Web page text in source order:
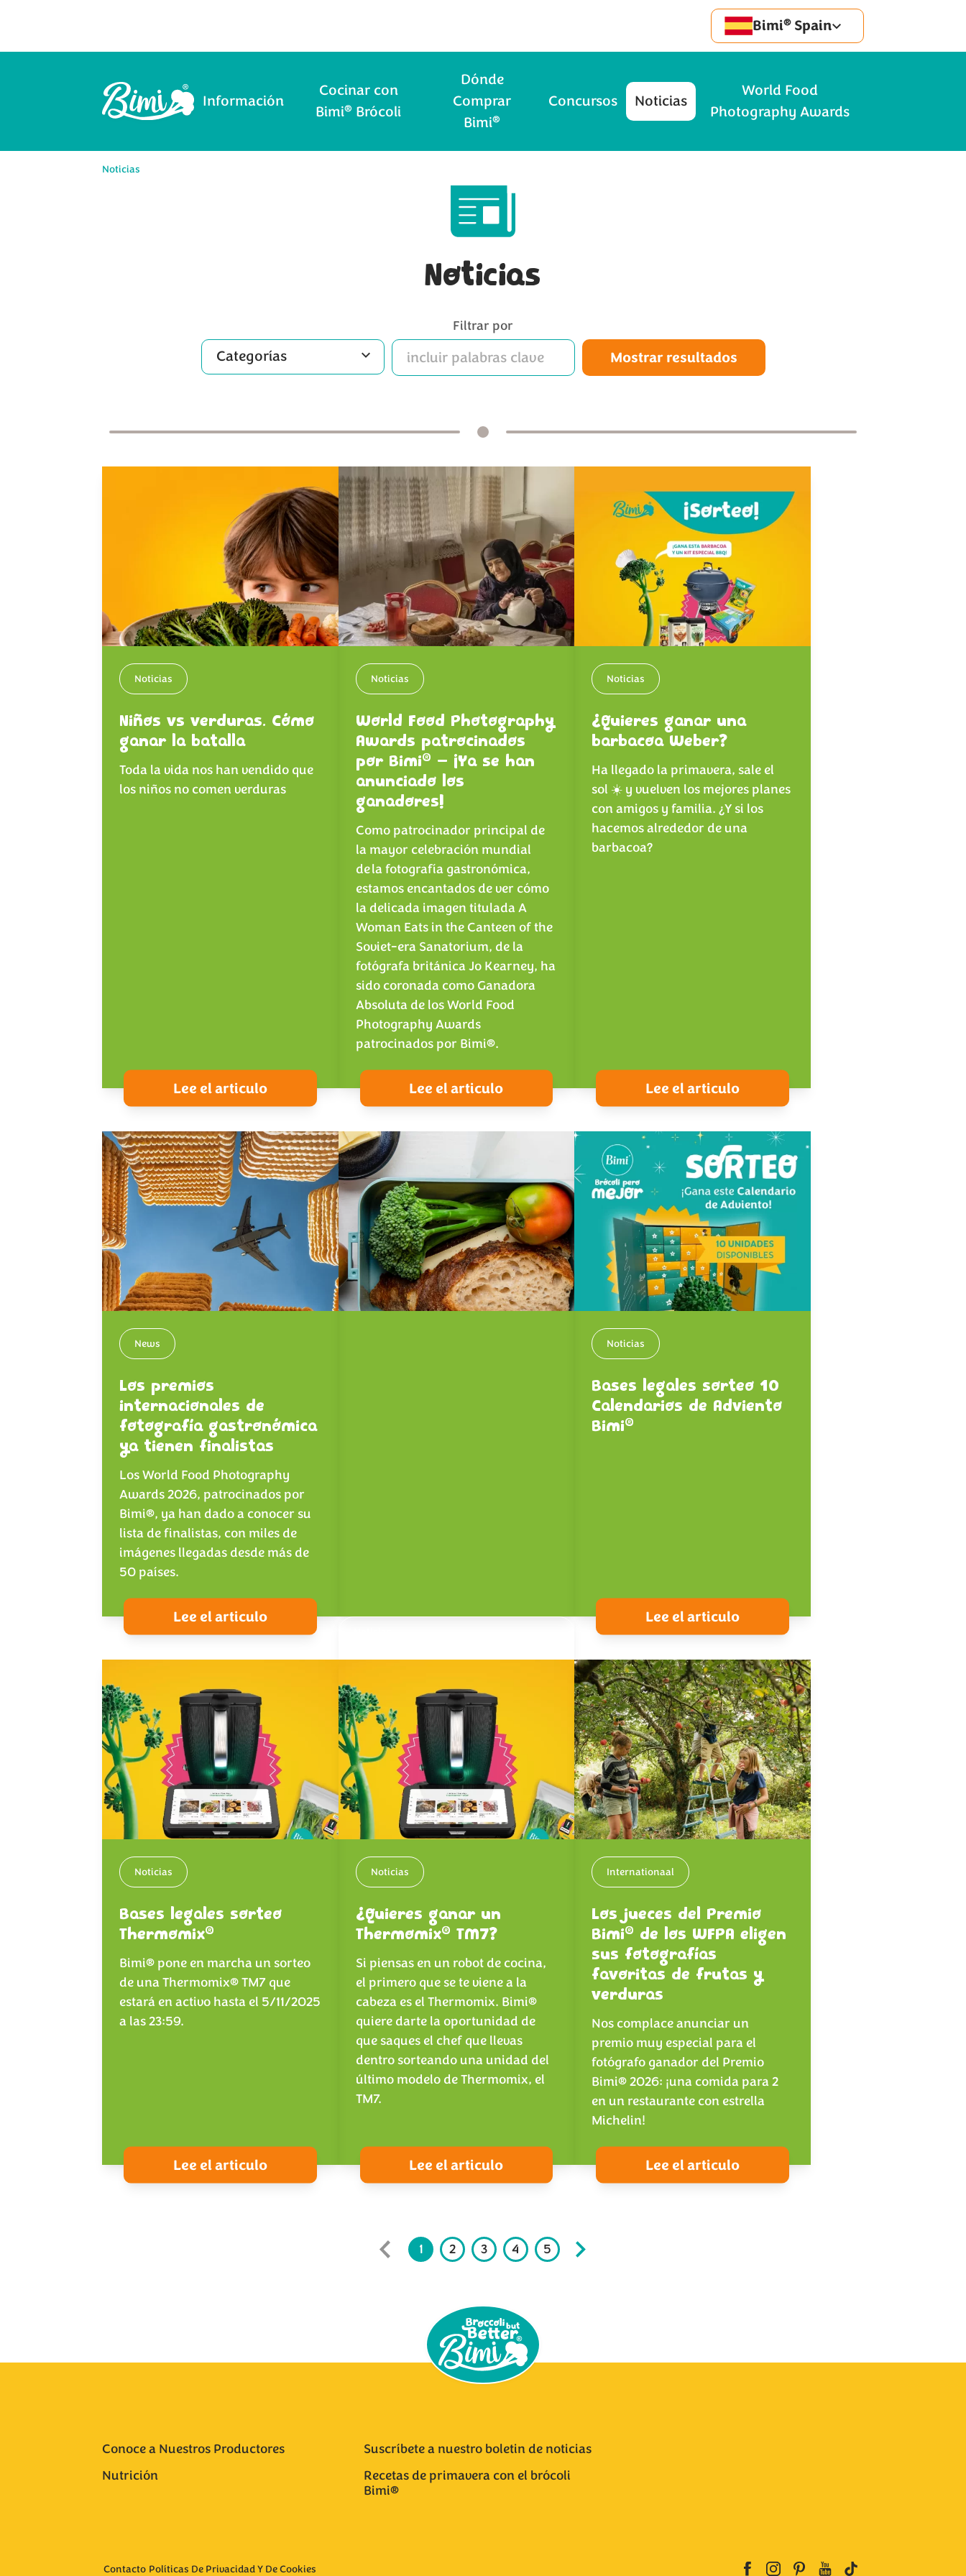
Bimi® Spain
Información
Cocinar con
Bimi® Brócoli
Dónde
Comprar
Bimi®
Concursos Noticias
World Food
Photography Awards
Noticias
Noticias
Filtrar por
Categorías Mostrar resultados
Noticias
Niños vs verduras. Cómo
ganar la batalla
Toda la vida nos han vendido que
los niños no comen verduras
Lee el articulo
Noticias
World Food Photography
Awards patrocinados
por Bimi® – ¡Ya se han
anunciado los
ganadores!
Como patrocinador principal de
la mayor celebración mundial
de la fotografía gastronómica,
estamos encantados de ver cómo
la delicada imagen tituladaA
Woman Eats in the Canteen of the
Soviet-era Sanatorium, de la
fotógrafa británica Jo Kearney, ha
sido coronada como Ganadora
Absoluta de los World Food
Photography Awards
patrocinados por Bimi®.
Lee el articulo
Noticias
¿Quieres ganar una
barbacoa Weber?
Ha llegado la primavera, sale el
sol ☀️ y vuelven los mejores planes
con amigos y familia. ¿Y si los
hacemos alrededor de una
barbacoa?
Lee el articulo
News
Los premios
internacionales de
fotografía gastronómica
ya tienen finalistas
Los World Food Photography
Awards 2026, patrocinados por
Bimi®, ya han dado a conocer su
lista de finalistas, con miles de
imágenes llegadas desde más de
50 países.
Lee el articulo
combatir los excesos de la
Navidad
Aumentar el consumo de frutas y
verduras como el
Bimi®
, practicar más ejercicio y un buen
descanso, claves para volver a cuidarte
Lee el articulo
Noticias
Bases legales sorteo 10
Calendarios de Adviento
Bimi®
Lee el articulo
Noticias
Bases legales sorteo
Thermomix®
Bimi® pone en marcha un sorteo
de una Thermomix® TM7 que
estará en activo hasta el 5/11/2025
a las 23:59.
Lee el articulo
Noticias
¿Quieres ganar un
Thermomix® TM7?
Si piensas en un robot de cocina,
el primero que se te viene a la
cabeza es el Thermomix. Bimi®
quiere darte la oportunidad de
que saques el chef que llevas
dentro sorteando una unidad del
último modelo de Thermomix, el
TM7.
Lee el articulo
Internationaal
Los jueces del Premio
Bimi® de los WFPA eligen
sus fotografías
favoritas de frutas y
verduras
Nos complace anunciar un
premio muy especial para el
fotógrafo ganador del Premio
Bimi® 2026: ¡una comida para 2
en un restaurante con estrella
Michelin!
Lee el articulo
1 2 3 4 5 6
Conoce a Nuestros Productores
Nutrición
Suscríbete a nuestro boletin de noticias
Recetas de primavera con el brócoli
Bimi®
Contacto Políticas De Privacidad Y De Cookies